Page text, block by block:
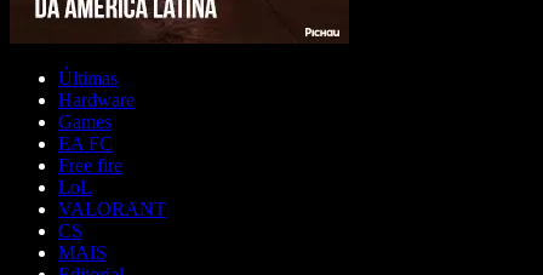
Últimas
Hardware
Games
EA FC
Free fire
LoL
VALORANT
CS
MAIS